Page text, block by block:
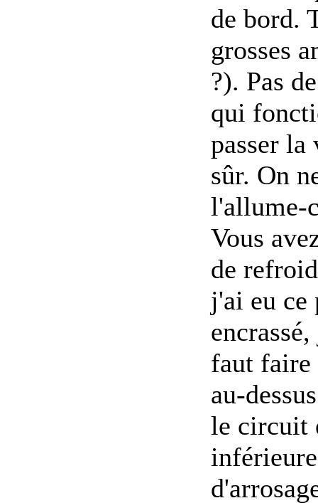
de bord.
grosses
?). Pas
qui
passer la
sûr. On
Vous
de
j'ai eu ce
faut faire
au-
le circuit